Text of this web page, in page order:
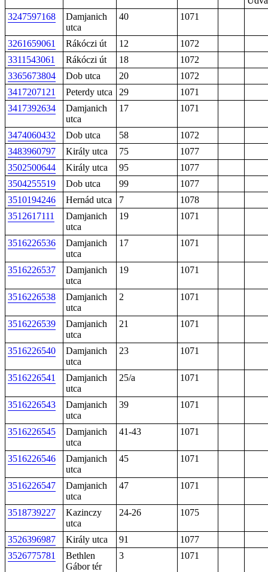
3247597168
Damjanich
utca
40 1071
3261659061 Rákóczi út 12
1072
3311543061
Rákóczi út 18
1072
3365673804
Dob utca 20
1072
3417207121
Peterdy utca 29
1071
3417392634
Damjanich
utca
17 1071
3474060432 Dob utca 58
1072
3483960797
Király utca 75
1077
3502500644
Király utca 95
1077
3504255519
Dob utca 99
1077
3510194246
Hernád utca 7
1078
3512617111
Damjanich
utca
19 1071
3516226536
Damjanich
utca
17 1071
3516226537
Damjanich
utca
19 1071
3516226538
Damjanich
utca
2 1071
3516226539
Damjanich
utca
21 1071
3516226540
Damjanich
utca
23 1071
3516226541
Damjanich
utca
25/a 1071
3516226543
Damjanich
utca
39 1071
3516226545
Damjanich
utca
41-43 1071
3516226546
Damjanich
utca
45 1071
3516226547
Damjanich
utca
47 1071
3518739227
Kazinczy
utca
24-26 1075
3526396987 Király utca 91
1077
3526775781
Bethlen
Gábor tér
3 1071